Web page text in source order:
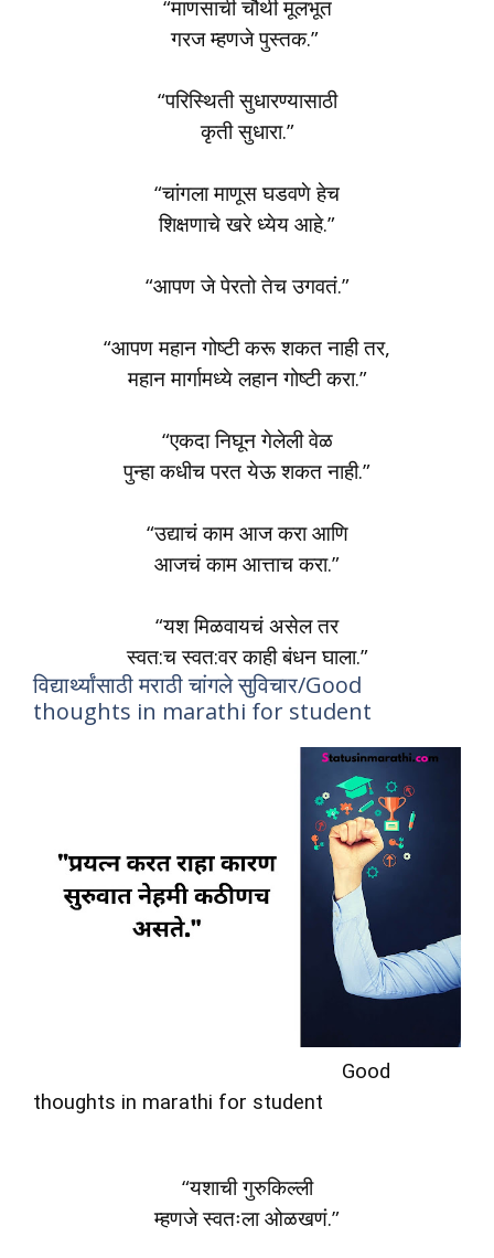
“माणसाची चौथी मूलभूत
गरज म्हणजे पुस्तक.”
“परिस्थिती सुधारण्यासाठी
कृती सुधारा.”
“चांगला माणूस घडवणे हेच
शिक्षणाचे खरे ध्येय आहे.”
“आपण जे पेरतो तेच उगवतं.”
“आपण महान गोष्टी करू शकत नाही तर,
महान मार्गामध्ये लहान गोष्टी करा.”
“एकदा निघून गेलेली वेळ
पुन्हा कधीच परत येऊ शकत नाही.”
“उद्याचं काम आज करा आणि
आजचं काम आत्ताच करा.”
“यश मिळवायचं असेल तर
स्वत:च स्वत:वर काही बंधन घाला.”
विद्यार्थ्यांसाठी मराठी चांगले सुविचार/Good
thoughts in marathi for student
Good
thoughts in marathi for student
“यशाची गुरुकिल्ली
म्हणजे स्वतःला ओळखणं.”